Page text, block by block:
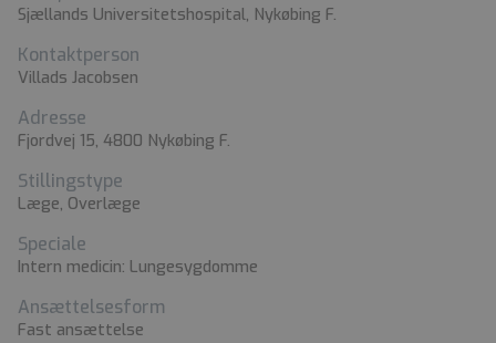
Sjællands Universitetshospital, Nykøbing F.
Kontaktperson
Villads Jacobsen
Adresse
Fjordvej 15, 4800 Nykøbing F.
Stillingstype
Læge, Overlæge
Speciale
Intern medicin: Lungesygdomme
Ansættelsesform
Fast ansættelse